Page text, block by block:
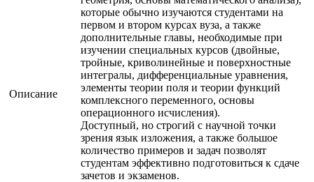
Описание
которые обычно изучаются студентами на
первом и втором курсах вуза, а также
дополнительные главы, необходимые при
изучении специальных курсов (двойные,
тройные, криволинейные и поверхностные
интегралы, дифференциальные уравнения,
элементы теории поля и теории функций
комплексного переменного, основы
операционного исчисления).
Доступный, но строгий с научной точки
зрения язык изложения, а также большое
количество примеров и задач позволят
студентам эффективно подготовиться к сдаче
зачетов и экзаменов.